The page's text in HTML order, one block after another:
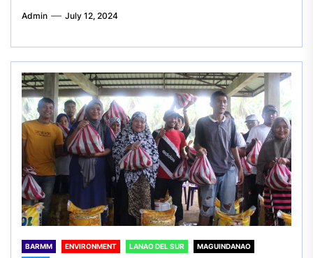
Admin July 12, 2024
BARMM ENVIRONMENT LANAO DEL SUR
MAGUINDANAO